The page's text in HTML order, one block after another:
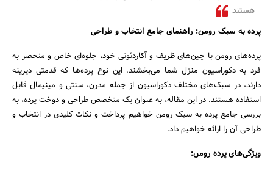
هستند
پرده به سبک رومن: راهنمای جامع انتخاب و طراحی
پرده‌های رومن با چین‌های ظریف و آکاردئونی خود، جلوه‌ای خاص و منحصر به
فرد به دکوراسیون منزل شما می‌بخشند. این نوع پرده‌ها که قدمتی دیرینه
دارند، در سبک‌های مختلف دکوراسیون از جمله مدرن، سنتی و مینیمال قابل
استفاده هستند. در این مقاله، به عنوان یک متخصص طراحی و دوخت پرده، به
بررسی جامع پرده به سبک رومن خواهیم پرداخت و نکات کلیدی در انتخاب و
طراحی آن را ارائه خواهیم داد.
ویژگی‌های پرده رومن: